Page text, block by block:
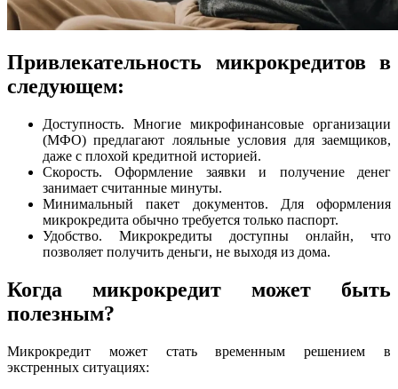
Привлекательность микрокредитов в
следующем:
Доступность. Многие микрофинансовые организации
(МФО) предлагают лояльные условия для заемщиков,
даже с плохой кредитной историей.
Скорость. Оформление заявки и получение денег
занимает считанные минуты.
Минимальный пакет документов. Для оформления
микрокредита обычно требуется только паспорт.
Удобство. Микрокредиты доступны онлайн, что
позволяет получить деньги, не выходя из дома.
Когда микрокредит может быть
полезным?
Микрокредит может стать временным решением в
экстренных ситуациях: